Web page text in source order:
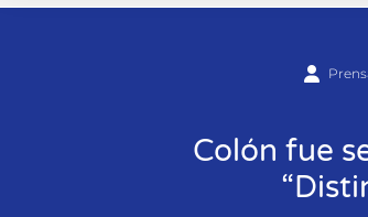
Colón fue